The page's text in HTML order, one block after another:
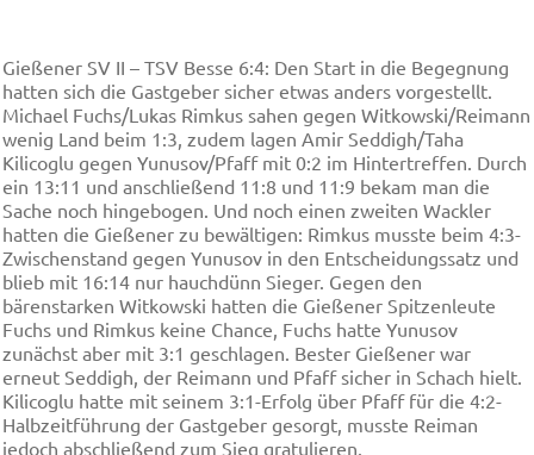
Gießener SV II – TSV Besse 6:4: Den Start in die Begegnung
hatten sich die Gastgeber sicher etwas anders vorgestellt.
Michael Fuchs/Lukas Rimkus sahen gegen Witkowski/Reimann
wenig Land beim 1:3, zudem lagen Amir Seddigh/Taha
Kilicoglu gegen Yunusov/Pfaff mit 0:2 im Hintertreffen. Durch
ein 13:11 und anschließend 11:8 und 11:9 bekam man die
Sache noch hingebogen. Und noch einen zweiten Wackler
hatten die Gießener zu bewältigen: Rimkus musste beim 4:3-
Zwischenstand gegen Yunusov in den Entscheidungssatz und
blieb mit 16:14 nur hauchdünn Sieger. Gegen den
bärenstarken Witkowski hatten die Gießener Spitzenleute
Fuchs und Rimkus keine Chance, Fuchs hatte Yunusov
zunächst aber mit 3:1 geschlagen. Bester Gießener war
erneut Seddigh, der Reimann und Pfaff sicher in Schach hielt.
Kilicoglu hatte mit seinem 3:1-Erfolg über Pfaff für die 4:2-
Halbzeitführung der Gastgeber gesorgt, musste Reiman
jedoch abschließend zum Sieg gratulieren.